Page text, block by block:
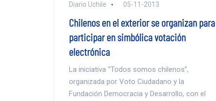
Diario Uchile 05-11-2013
Chilenos en el exterior se organizan para
participar en simbólica votación
electrónica
La iniciativa “Todos somos chilenos”,
organizada por Voto Ciudadano y la
Fundación Democracia y Desarrollo, con el